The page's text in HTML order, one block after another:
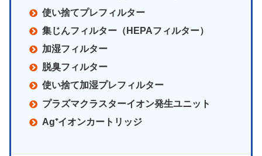
使い捨てプレフィルター
集じんフィルター（HEPAフィルター）
加湿フィルター
脱臭フィルター
使い捨て加湿プレフィルター
プラズマクラスターイオン発生ユニット
Ag⁺イオンカートリッジ